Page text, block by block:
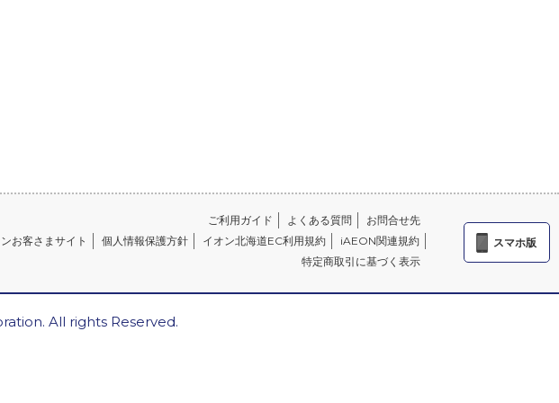
ご利用ガイド よくある質問
お問合せ先
お客さまサイト 個人情報保護方針 イオン北海道EC利用規約
iAEON関連規約
特定商取引に基づく表示
スマホ版
All rights Reserved.